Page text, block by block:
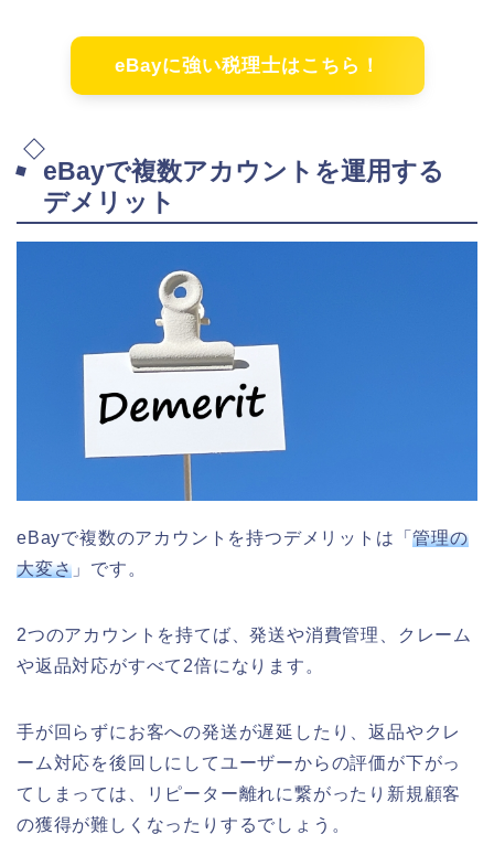
eBayに強い税理士はこちら！
eBayで複数アカウントを運用する
デメリット
eBayで複数のアカウントを持つデメリットは「管理の
大変さ 」です。
2つのアカウントを持てば、発送や消費管理、クレーム
や返品対応がすべて2倍になります。
手が回らずにお客への発送が遅延したり、返品やクレ
ーム対応を後回しにしてユーザーからの評価が下がっ
てしまっては、リピーター離れに繋がったり新規顧客
の獲得が難しくなったりするでしょう。